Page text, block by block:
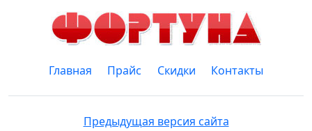
Главная Прайс Скидки Контакты
Предыдущая версия сайта